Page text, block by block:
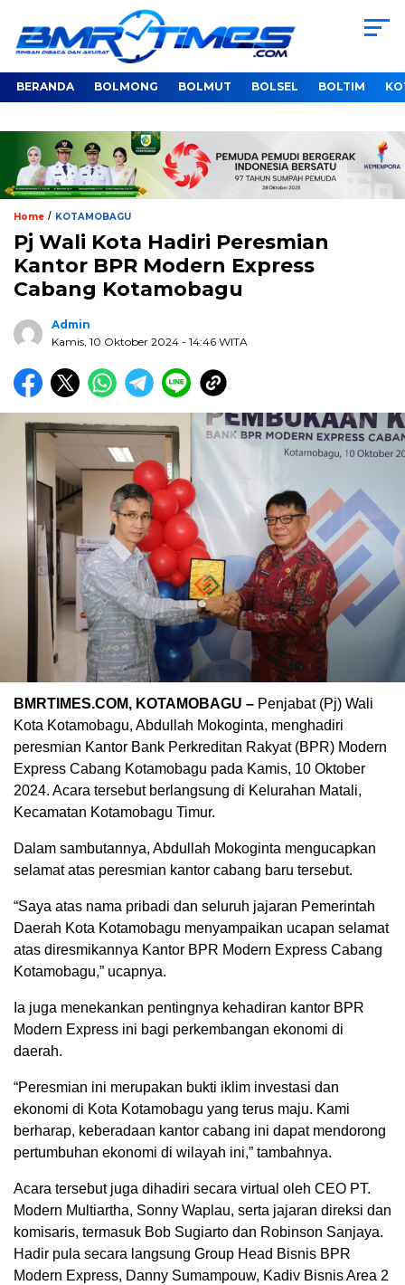
BERANDA BOLMONG BOLMUT BOLSEL BOLTIM
Home / KOTAMOBAGU
Pj Wali Kota Hadiri Peresmian
Kantor BPR Modern Express
Cabang Kotamobagu
Admin
Kamis, 10 Oktober 2024 - 14:46 WITA
BMRTIMES.COM, KOTAMOBAGU – Penjabat (Pj) Wali
Kota Kotamobagu, Abdullah Mokoginta, menghadiri
peresmian Kantor Bank Perkreditan Rakyat (BPR) Modern
Express Cabang Kotamobagu pada Kamis, 10 Oktober
2024. Acara tersebut berlangsung di Kelurahan Matali,
Kecamatan Kotamobagu Timur.
Dalam sambutannya, Abdullah Mokoginta mengucapkan
selamat atas peresmian kantor cabang baru tersebut.
“Saya atas nama pribadi dan seluruh jajaran Pemerintah
Daerah Kota Kotamobagu menyampaikan ucapan selamat
atas diresmikannya Kantor BPR Modern Express Cabang
Kotamobagu,” ucapnya.
Ia juga menekankan pentingnya kehadiran kantor BPR
Modern Express ini bagi perkembangan ekonomi di
daerah.
“Peresmian ini merupakan bukti iklim investasi dan
ekonomi di Kota Kotamobagu yang terus maju. Kami
berharap, keberadaan kantor cabang ini dapat mendorong
pertumbuhan ekonomi di wilayah ini,” tambahnya.
Acara tersebut juga dihadiri secara virtual oleh CEO PT.
Modern Multiartha, Sonny Waplau, serta jajaran direksi dan
komisaris, termasuk Bob Sugiarto dan Robinson Sanjaya.
Hadir pula secara langsung Group Head Bisnis BPR
Modern Express, Danny Sumampouw, Kadiv Bisnis Area 2